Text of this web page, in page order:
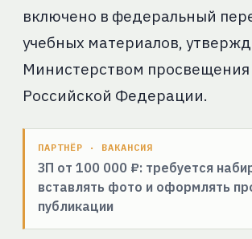
включено в федеральный
учебных материалов,
Министерством просвещения
Российской Федерации.
ПАРТНЁР · ВАКАНСИЯ
ЗП от 100 000 ₽: требуется
вставлять фото и оформлять
публикации